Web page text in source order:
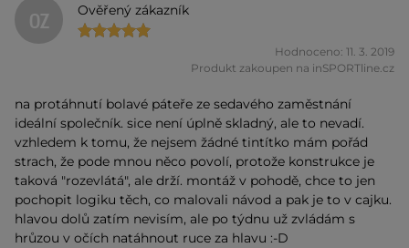
OZ Ověřený zákazník
Hodnoceno: 11. 3. 2019
Produkt zakoupen na inSPORTline.cz
na protáhnutí bolavé páteře ze sedavého zaměstnání
ideální společník. sice není úplně skladný, ale to nevadí.
vzhledem k tomu, že nejsem žádné tintítko mám pořád
strach, že pode mnou něco povolí, protože konstrukce je
taková "rozevlátá", ale drží. montáž v pohodě, chce to jen
pochopit logiku těch, co malovali návod a pak je to v cajku.
hlavou dolů zatím nevisím, ale po týdnu už zvládám s
hrůzou v očích natáhnout ruce za hlavu :-D